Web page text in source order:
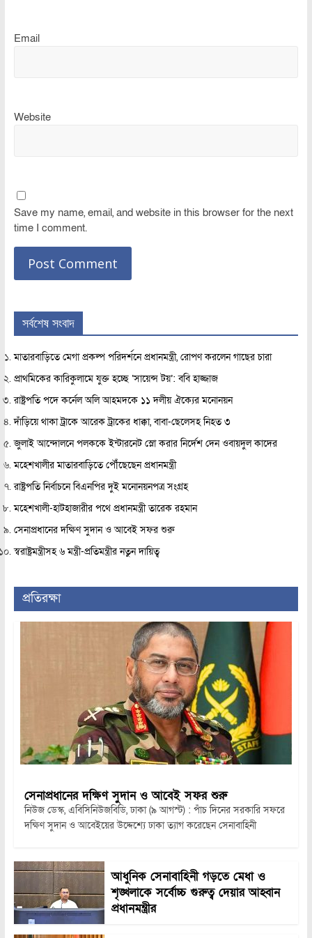
Email
Website
Save my name, email, and website in this browser for the next
time I comment.
সর্বশেষ সংবাদ
মাতারবাড়িতে মেগা প্রকল্প পরিদর্শনে প্রধানমন্ত্রী, রোপণ করলেন গাছের চারা
প্রাথমিকের কারিকুলামে যুক্ত হচ্ছে ‘সায়েন্স টয়’: ববি হাজ্জাজ
রাষ্ট্রপতি পদে কর্নেল অলি আহমদকে ১১ দলীয় ঐক্যের মনোনয়ন
দাঁড়িয়ে থাকা ট্রাকে আরেক ট্রাকের ধাক্কা, বাবা-ছেলেসহ নিহত ৩
জুলাই আন্দোলনে পলককে ইন্টারনেট স্লো করার নির্দেশ দেন ওবায়দুল কাদের
মহেশখালীর মাতারবাড়িতে পৌঁছেছেন প্রধানমন্ত্রী
রাষ্ট্রপতি নির্বাচনে বিএনপির দুই মনোনয়নপত্র সংগ্রহ
মহেশখালী-হাটহাজারীর পথে প্রধানমন্ত্রী তারেক রহমান
সেনাপ্রধানের দক্ষিণ সুদান ও আবেই সফর শুরু
স্বরাষ্ট্রমন্ত্রীসহ ৬ মন্ত্রী-প্রতিমন্ত্রীর নতুন দায়িত্ব
প্রতিরক্ষা
সেনাপ্রধানের দক্ষিণ সুদান ও আবেই সফর শুরু
নিউজ ডেস্ক, এবিসিনিউজবিডি, ঢাকা (৯ আগস্ট) : পাঁচ দিনের সরকারি সফরে
দক্ষিণ সুদান ও আবেইয়ের উদ্দেশ্যে ঢাকা ত্যাগ করেছেন সেনাবাহিনী
আধুনিক সেনাবাহিনী গড়তে মেধা ও
শৃঙ্খলাকে সর্বোচ্চ গুরুত্ব দেয়ার আহ্বান
প্রধানমন্ত্রীর